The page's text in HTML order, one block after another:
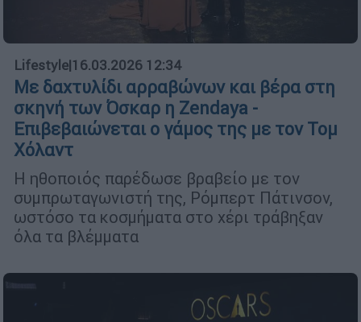
Lifestyle|16.03.2026 12:34
Με δαχτυλίδι αρραβώνων και βέρα στη
σκηνή των Όσκαρ η Zendaya -
Επιβεβαιώνεται ο γάμος της με τον Τομ
Χόλαντ
Η ηθοποιός παρέδωσε βραβείο με τον
συμπρωταγωνιστή της, Ρόμπερτ Πάτινσον,
ωστόσο τα κοσμήματα στο χέρι τράβηξαν
όλα τα βλέμματα